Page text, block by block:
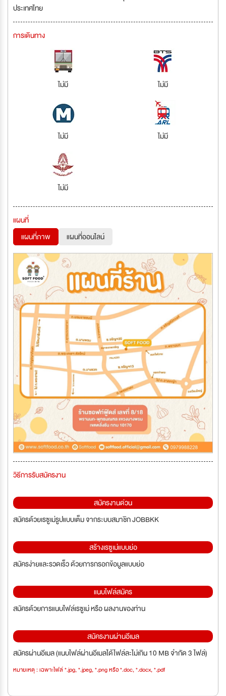
ประเทศไทย
การเดินทาง
ไม่มี ไม่มี
ไม่มี ไม่มี
ไม่มี
แผนที่
แผนที่ภาพ
แผนที่ออนไลน์
วิธีการรับสมัครงาน
สมัครงานด่วน
สมัครด้วยเรซูเม่รูปแบบเต็ม จากระบบสมาชิก JOBBKK
สร้างเรซูเม่แบบย่อ
สมัครง่ายและรวดเร็ว ด้วยการกรอกข้อมูลแบบย่อ
แนบไฟล์สมัคร
สมัครด้วยการแนบไฟล์เรซูเม่ หรือ ผลงานของท่าน
สมัครงานผ่านอีเมล
สมัครผ่านอีเมล (แนบไฟล์ผ่านอีเมลได้ไฟล์ละไม่เกิน 10 MB จำกัด 3 ไฟล์)
หมายเหตุ : เฉพาะไฟล์ *.jpg, *.jpeg, *.png หรือ *.doc, *.docx, *.pdf